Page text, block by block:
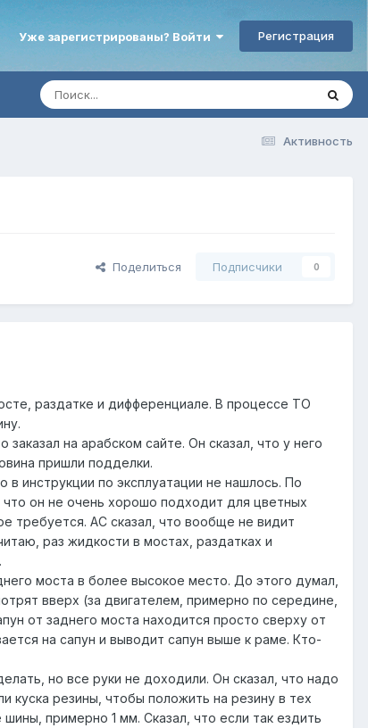
Уже зарегистрированы? Войти Регистрация
Активность
Поделиться Подписчики 0
раздатке и дифференциале. В процессе ТО
на арабском сайте. Он сказал, что у него
пришли подделки.
инструкции по эксплуатации не нашлось. По
что он не очень хорошо подходит для цветных
требуется. АС сказал, что вообще не видит
раз жидкости в мостах, раздатках и
моста в более высокое место. До этого думал,
вверх (за двигателем, примерно по середине,
от заднего моста находится просто сверху от
на сапун и выводит сапун выше к раме. Кто-
но все руки не доходили. Он сказал, что надо
куска резины, чтобы положить на резину в тех
примерно 1 мм. Сказал, что если так ездить